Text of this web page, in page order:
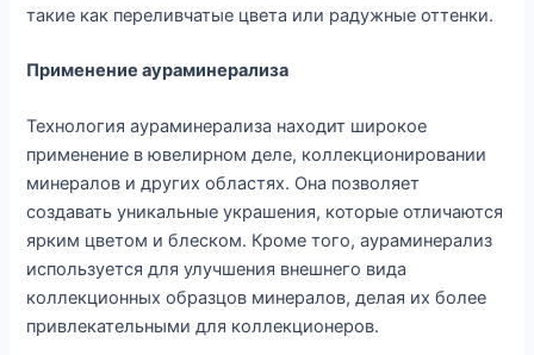
такие как переливчатые цвета или радужные оттенки.
Применение аураминерализа
Технология аураминерализа находит широкое
применение в ювелирном деле, коллекционировании
минералов и других областях. Она позволяет
создавать уникальные украшения, которые отличаются
ярким цветом и блеском. Кроме того, аураминерализ
используется для улучшения внешнего вида
коллекционных образцов минералов, делая их более
привлекательными для коллекционеров.